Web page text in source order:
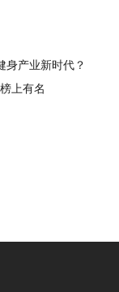
身产业新时代？
上有名